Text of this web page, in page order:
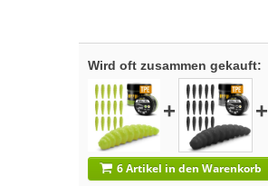
Wird oft zusammen gekauft:
+ +
6 Artikel in den Warenkorb